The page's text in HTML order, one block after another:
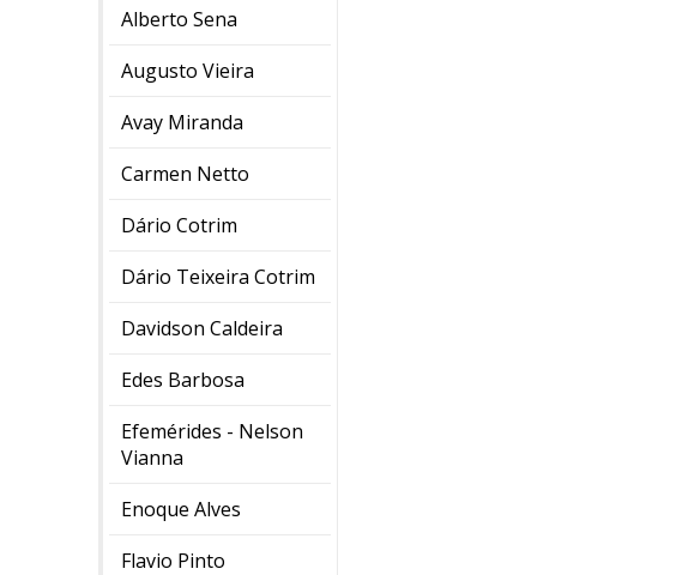
Alberto Sena
Augusto Vieira
Avay Miranda
Carmen Netto
Dário Cotrim
Dário Teixeira Cotrim
Davidson Caldeira
Edes Barbosa
Efemérides - Nelson
Vianna
Enoque Alves
Flavio Pinto